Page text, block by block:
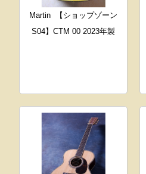
Martin
【ショップゾーン
S04】CTM 00 2023年製